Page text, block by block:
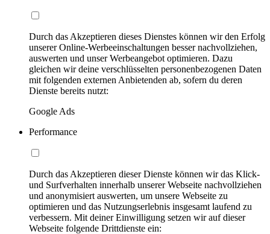
Durch das Akzeptieren dieses Dienstes können wir den Erfolg
unserer Online-Werbeeinschaltungen besser nachvollziehen,
auswerten und unser Werbeangebot optimieren. Dazu
gleichen wir deine verschlüsselten personenbezogenen Daten
mit folgenden externen Anbietenden ab, sofern du deren
Dienste bereits nutzt:
Google Ads
Performance
Durch das Akzeptieren dieser Dienste können wir das Klick-
und Surfverhalten innerhalb unserer Webseite nachvollziehen
und anonymisiert auswerten, um unsere Webseite zu
optimieren und das Nutzungserlebnis insgesamt laufend zu
verbessern. Mit deiner Einwilligung setzen wir auf dieser
Webseite folgende Drittdienste ein: